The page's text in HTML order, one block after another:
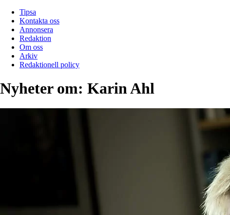
Tipsa
Kontakta oss
Annonsera
Redaktion
Om oss
Arkiv
Redaktionell policy
Nyheter om: Karin Ahl